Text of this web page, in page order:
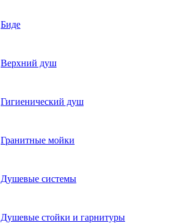
Биде
Верхний душ
Гигиенический душ
Гранитные мойки
Душевые системы
Душевые стойки и гарнитуры